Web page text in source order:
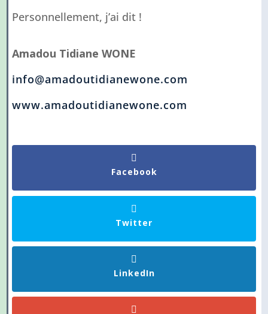
Personnellement, j’ai dit !
Amadou Tidiane WONE
info@amadoutidianewone.com
www.amadoutidianewone.com
Facebook
Twitter
LinkedIn